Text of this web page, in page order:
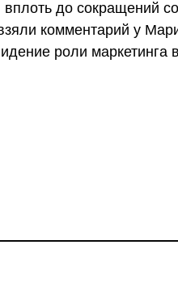
до сокращений
комментарий у
роли маркетинга